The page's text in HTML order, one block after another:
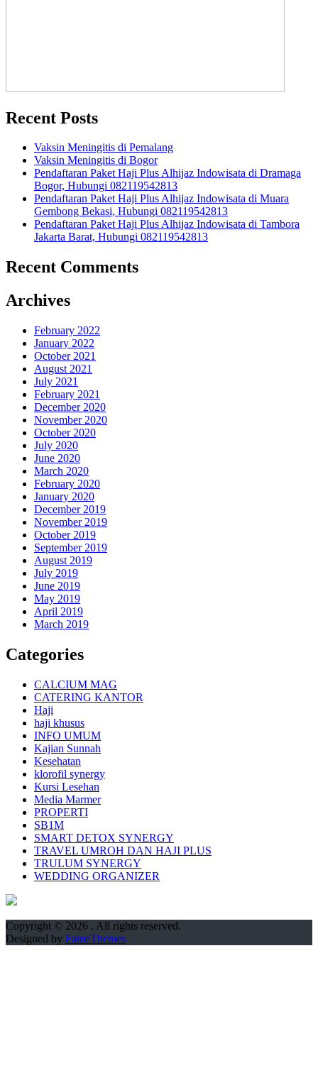
Recent Posts
Vaksin Meningitis di Pemalang
Vaksin Meningitis di Bogor
Pendaftaran Paket Haji Plus Alhijaz Indowisata di Dramaga
Bogor, Hubungi 082119542813
Pendaftaran Paket Haji Plus Alhijaz Indowisata di Muara
Gembong Bekasi, Hubungi 082119542813
Pendaftaran Paket Haji Plus Alhijaz Indowisata di Tambora
Jakarta Barat, Hubungi 082119542813
Recent Comments
Archives
February 2022
January 2022
October 2021
August 2021
July 2021
February 2021
December 2020
November 2020
October 2020
July 2020
June 2020
March 2020
February 2020
January 2020
December 2019
November 2019
October 2019
September 2019
August 2019
July 2019
June 2019
May 2019
April 2019
March 2019
Categories
CALCIUM MAG
CATERING KANTOR
Haji
haji khusus
INFO UMUM
Kajian Sunnah
Kesehatan
klorofil synergy
Kursi Lesehan
Media Marmer
PROPERTI
SB1M
SMART DETOX SYNERGY
TRAVEL UMROH DAN HAJI PLUS
TRULUM SYNERGY
WEDDING ORGANIZER
Copyright © 2026 . All rights reserved.
Designed by FameThemes